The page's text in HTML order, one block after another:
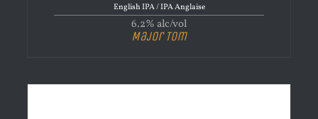
English IPA / IPA Anglaise
6.2% alc/vol
Major Tom